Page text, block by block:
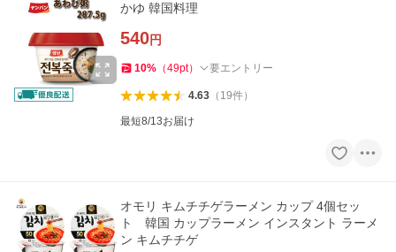
かゆ 韓国料理
540円
10% （49pt） 要エントリー
4.63（ 19件）
最短8/13お届け
オモリ キムチチゲラーメン カップ 4個セッ
ト 韓国 カップラーメン インスタント ラーメ
ン キムチチゲ